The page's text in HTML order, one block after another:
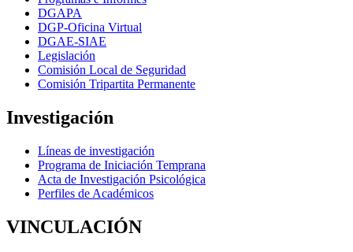
DGAPA
DGP-Oficina Virtual
DGAE-SIAE
Legislación
Comisión Local de Seguridad
Comisión Tripartita Permanente
Investigación
Líneas de investigación
Programa de Iniciación Temprana
Acta de Investigación Psicológica
Perfiles de Académicos
VINCULACIÓN